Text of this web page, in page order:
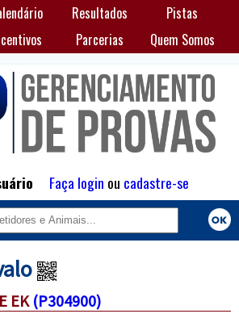
Resultados
Pistas
Parcerias Quem Somos
Faça login ou cadastre-se
EK (P304900)